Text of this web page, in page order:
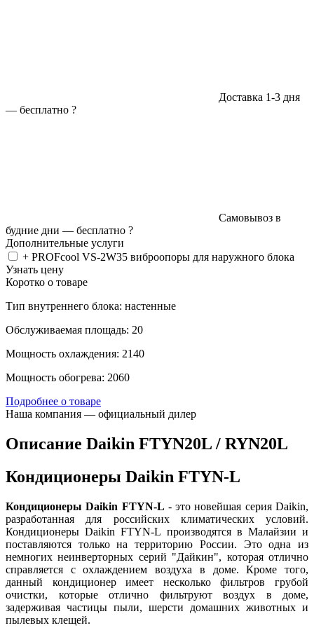
Доставка 1-3 дня
— бесплатно ?
Самовывоз в
будние дни — бесплатно ?
Дополнительные услуги
+ PROFcool VS-2W35 виброопоры для наружного блока
Узнать цену
Коротко о товаре
Тип внутреннего блока: настенные
Обслуживаемая площадь: 20
Мощность охлаждения: 2140
Мощность обогрева: 2060
Подробнее о товаре
Наша компания — официальный дилер
Описание Daikin FTYN20L / RYN20L
Кондиционеры Daikin FTYN-L
Кондиционеры Daikin FTYN-L - это новейшая серия Daikin,
разработанная для российских климатических условий.
Кондиционеры Daikin FTYN-L производятся в Малайзии и
поставляются только на территорию России. Это одна из
немногих неинверторных серий "Дайкин", которая отлично
справляется с охлаждением воздуха в доме. Кроме того,
данный кондиционер имеет несколько фильтров грубой
очистки, которые отлично фильтруют воздух в доме,
задерживая частицы пыли, шерсти домашних животных и
пылевых клещей.